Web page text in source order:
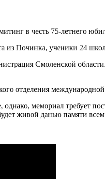
в честь 75-летнего
Починка, ученики 24
Смоленской
отделения
мемориал требует
живой данью памяти всем